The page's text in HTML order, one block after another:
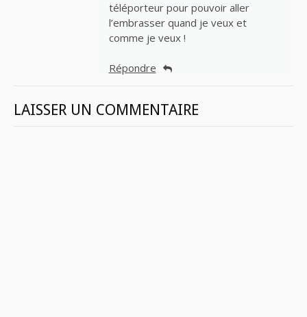
téléporteur pour pouvoir aller
l’embrasser quand je veux et
comme je veux !
Répondre
LAISSER UN COMMENTAIRE